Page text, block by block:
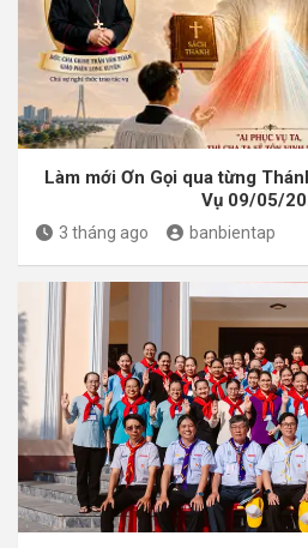
Làm mới Ơn Gọi qua từng
Vụ 09/05/
3 tháng ago banbientap